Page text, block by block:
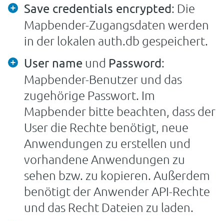
Save credentials encrypted: Die
Mapbender-Zugangsdaten werden
in der lokalen auth.db gespeichert.
User name und Password:
Mapbender-Benutzer und das
zugehörige Passwort. Im
Mapbender bitte beachten, dass der
User die Rechte benötigt, neue
Anwendungen zu erstellen und
vorhandene Anwendungen zu
sehen bzw. zu kopieren. Außerdem
benötigt der Anwender API-Rechte
und das Recht Dateien zu laden.